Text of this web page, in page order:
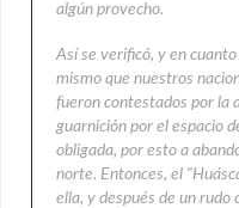
algún provecho.
Así se verificó, y en
mismo que nuestros
fueron contestados por la
guarnición por el espacio
obligada, por esto a
norte. Entonces, el
ella, y después de un rudo